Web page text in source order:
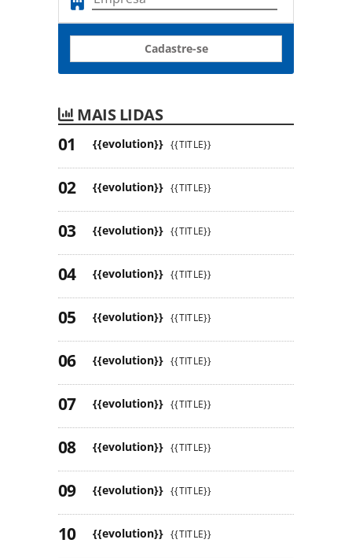
Cadastre-se
MAIS LIDAS
{{evolution}} {{TITLE}}
{{evolution}} {{TITLE}}
{{evolution}} {{TITLE}}
{{evolution}} {{TITLE}}
{{evolution}} {{TITLE}}
{{evolution}} {{TITLE}}
{{evolution}} {{TITLE}}
{{evolution}} {{TITLE}}
{{evolution}} {{TITLE}}
{{evolution}} {{TITLE}}